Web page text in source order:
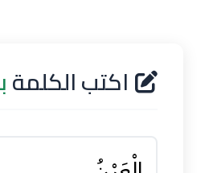
اكتب الكلمة